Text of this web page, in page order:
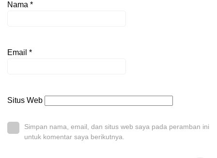
Nama *
Email *
Situs Web
Simpan nama, email, dan situs web saya pada peramban ini
untuk komentar saya berikutnya.